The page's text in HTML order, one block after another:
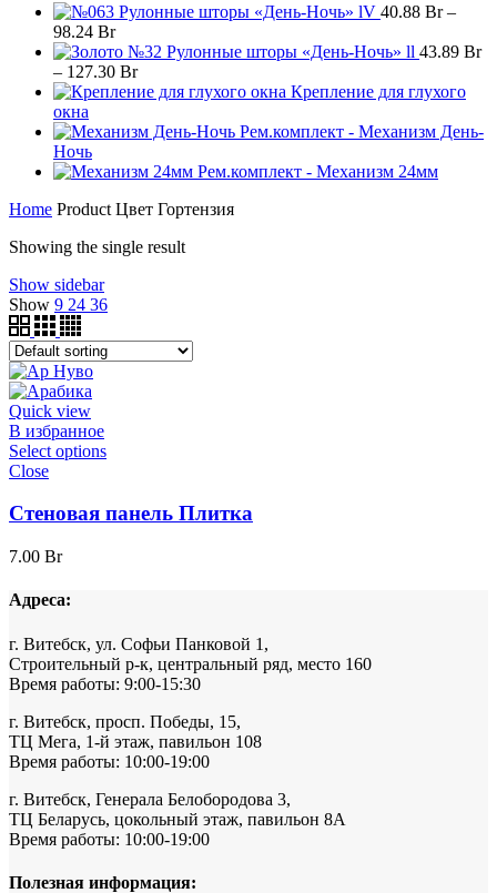
Рулонные шторы «День-Ночь» lV 40.88 Br–
98.24 Br
Рулонные шторы «День-Ночь» ll 43.89 Br
– 127.30 Br
Крепление для глухого
окна
Рем.комплект - Механизм День-
Ночь
Рем.комплект - Механизм 24мм
Home Product Цвет Гортензия
Showing the single result
Show sidebar
Show 9 24 36
Quick view
В избранное
Select options
Close
Стеновая панель Плитка
7.00 Br
Адреса:
г. Витебск, ул. Софьи Панковой 1,
Строительный р-к, центральный ряд, место 160
Время работы: 9:00-15:30
г. Витебск, просп. Победы, 15,
ТЦ Мега, 1-й этаж, павильон 108
Время работы: 10:00-19:00
г. Витебск, Генерала Белобородова 3,
ТЦ Беларусь, цокольный этаж, павильон 8А
Время работы: 10:00-19:00
Полезная информация: